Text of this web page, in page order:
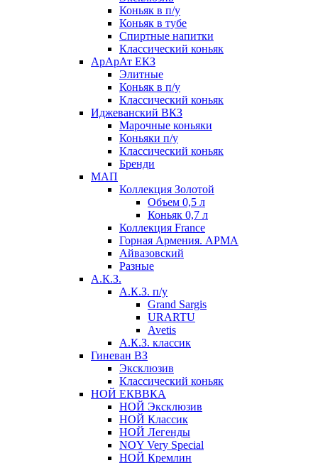
Коньяк в п/у
Коньяк в тубе
Спиртные напитки
Классический коньяк
АрАрАт ЕКЗ
Элитные
Коньяк в п/у
Классический коньяк
Иджеванский ВКЗ
Марочные коньяки
Коньяки п/у
Классический коньяк
Бренди
МАП
Коллекция Золотой
Объем 0,5 л
Коньяк 0,7 л
Коллекция France
Горная Армения. АРМА
Айвазовский
Разные
А.К.З.
А.К.З. п/у
Grand Sargis
URARTU
Avetis
А.К.З. классик
Гиневан ВЗ
Эксклюзив
Классический коньяк
НОЙ ЕКВВКА
НОЙ Эксклюзив
НОЙ Классик
НОЙ Легенды
NOY Very Speсial
НОЙ Кремлин